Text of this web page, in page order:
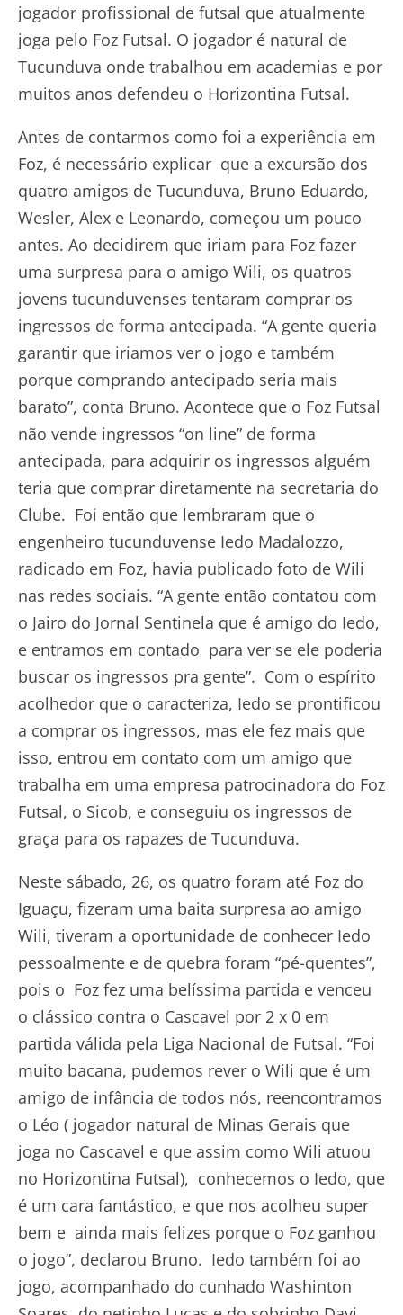
jogador profissional de futsal que atualmente
joga pelo Foz Futsal. O jogador é natural de
Tucunduva onde trabalhou em academias e por
muitos anos defendeu o Horizontina Futsal.
Antes de contarmos como foi a experiência em
Foz, é necessário explicar que a excursão dos
quatro amigos de Tucunduva, Bruno Eduardo,
Wesler, Alex e Leonardo, começou um pouco
antes. Ao decidirem que iriam para Foz fazer
uma surpresa para o amigo Wili, os quatros
jovens tucunduvenses tentaram comprar os
ingressos de forma antecipada. “A gente queria
garantir que iriamos ver o jogo e também
porque comprando antecipado seria mais
barato”, conta Bruno. Acontece que o Foz Futsal
não vende ingressos “on line” de forma
antecipada, para adquirir os ingressos alguém
teria que comprar diretamente na secretaria do
Clube. Foi então que lembraram que o
engenheiro tucunduvense Iedo Madalozzo,
radicado em Foz, havia publicado foto de Wili
nas redes sociais. “A gente então contatou com
o Jairo do Jornal Sentinela que é amigo do Iedo,
e entramos em contado para ver se ele poderia
buscar os ingressos pra gente”. Com o espírito
acolhedor que o caracteriza, Iedo se prontificou
a comprar os ingressos, mas ele fez mais que
isso, entrou em contato com um amigo que
trabalha em uma empresa patrocinadora do Foz
Futsal, o Sicob, e conseguiu os ingressos de
graça para os rapazes de Tucunduva.
Neste sábado, 26, os quatro foram até Foz do
Iguaçu, fizeram uma baita surpresa ao amigo
Wili, tiveram a oportunidade de conhecer Iedo
pessoalmente e de quebra foram “pé-quentes”,
pois o Foz fez uma belíssima partida e venceu
o clássico contra o Cascavel por 2 x 0 em
partida válida pela Liga Nacional de Futsal. “Foi
muito bacana, pudemos rever o Wili que é um
amigo de infância de todos nós, reencontramos
o Léo ( jogador natural de Minas Gerais que
joga no Cascavel e que assim como Wili atuou
no Horizontina Futsal), conhecemos o Iedo, que
é um cara fantástico, e que nos acolheu super
bem e ainda mais felizes porque o Foz ganhou
o jogo”, declarou Bruno. Iedo também foi ao
jogo, acompanhado do cunhado Washinton